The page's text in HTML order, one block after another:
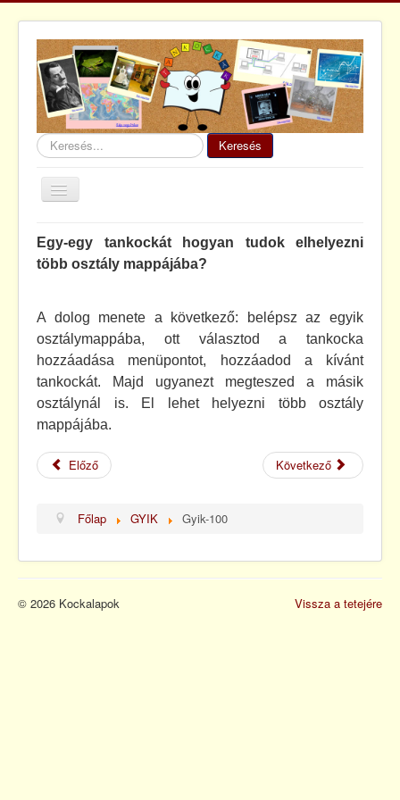
Keresés... Keresés
Navigáció
váltása
Tankockakör
Útmutató
GYIK
Guruló tankockák
Kapcsolat
Egy-egy tankockát hogyan tudok elhelyezni
több osztály mappájába?
A dolog menete a következő: belépsz az egyik
osztálymappába, ott választod a tankocka
hozzáadása menüpontot, hozzáadod a kívánt
tankockát. Majd ugyanezt megteszed a másik
osztálynál is. El lehet helyezni több osztály
mappájába.
Előző Következő
Főlap GYIK Gyik-100
Vissza a tetejére
© 2026 Kockalapok